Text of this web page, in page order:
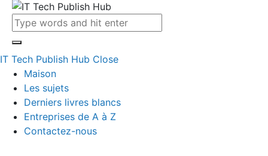
IT Tech Publish Hub Close
Maison
Les sujets
Derniers livres blancs
Entreprises de A à Z
Contactez-nous